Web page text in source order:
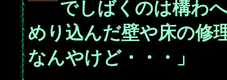
でしばくのは構わ
めり込んだ壁や床の修
なんやけど・・・」